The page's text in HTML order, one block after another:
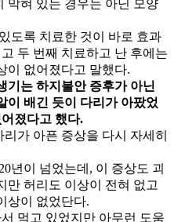
막혀 있는 경우는 아닌 모양
도록 치료한 것이 바로 효과
두 번째 치료하고 난 후에는
이 없어졌다고 말했다.
기는 하지불안 증후가 아닌
이 배긴 듯이 다리가 아팠었
졌다고 했다.
가 아픈 증상을 다시 자세히
년이 넘었는데, 이 증상도 괴
만 허리도 이상이 전혀 없고
상이 없었단다.
먹고 있었지만 아무런 도움